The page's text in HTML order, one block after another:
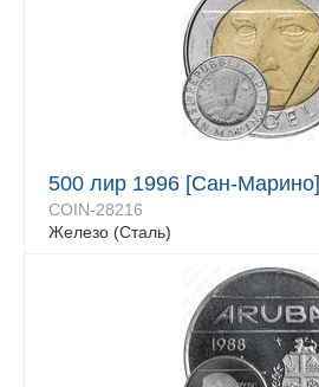
500 лир 1996 [Сан-Марино]
COIN-28216
Железо (Сталь)